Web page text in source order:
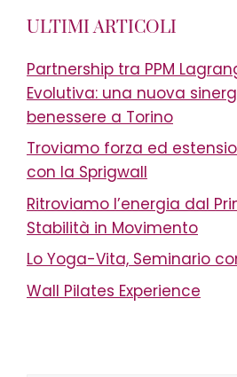
ULTIMI ARTICOLI
Partnership tra PPM
Evolutiva: una nuova
benessere a Torino
Troviamo forza ed
con la Sprigwall
Ritroviamo l’energia dal
Stabilità in Movimento
Lo Yoga-Vita, Seminario
Wall Pilates Experience